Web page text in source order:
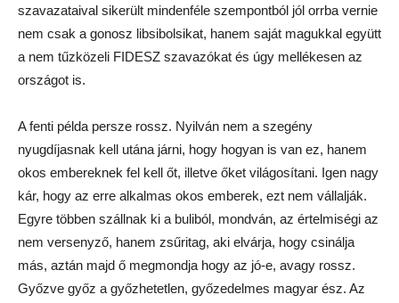
szavazataival sikerült mindenféle szempontból jól orrba vernie
nem csak a gonosz libsibolsikat, hanem saját magukkal együtt
a nem tűzközeli FIDESZ szavazókat és úgy mellékesen az
országot is.
A fenti példa persze rossz. Nyilván nem a szegény
nyugdíjasnak kell utána járni, hogy hogyan is van ez, hanem
okos embereknek fel kell őt, illetve őket világosítani. Igen nagy
kár, hogy az erre alkalmas okos emberek, ezt nem vállalják.
Egyre többen szállnak ki a buliból, mondván, az értelmiségi az
nem versenyző, hanem zsűritag, aki elvárja, hogy csinálja
más, aztán majd ő megmondja hogy az jó-e, avagy rossz.
Győzve győz a győzhetetlen, győzedelmes magyar ész. Az